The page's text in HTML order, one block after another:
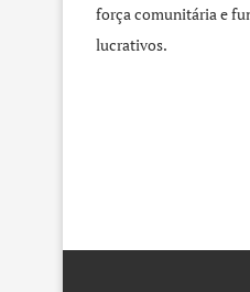
força comunitária e
lucrativos.